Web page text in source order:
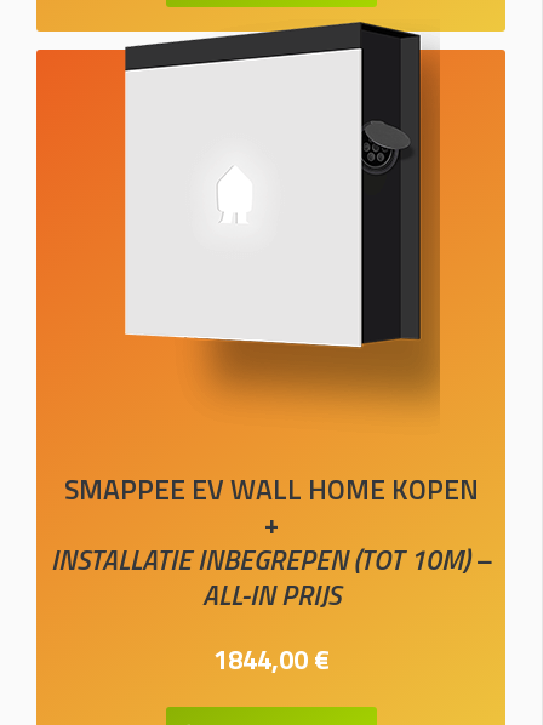
SMAPPEE EV WALL HOME KOPEN
+
INSTALLATIE INBEGREPEN (TOT 10M) –
ALL-IN PRIJS
1844,00 €